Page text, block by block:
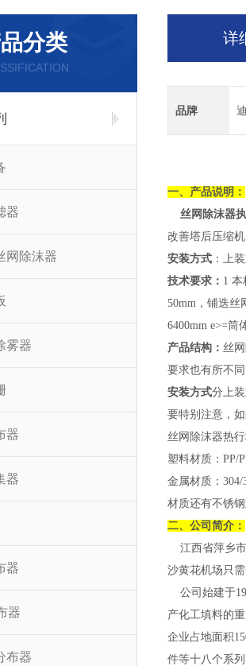
分类
器
网除沫器
雾器
器
器
器
器
布器
详
品牌
一、产品说明：
丝网除沫器
改善塔后压缩
安装方式 ：上
技术要求： 1 本
50mm，铺迭丝
6400mm e>=
产品结构： 丝
要求也有所不
安装方式分上
要特别注意，
丝网除沫器热
塑料材质：PP/
金属材质：
材质还有不锈
二、公司简介：
江西省萍乡市
沙黄花机场只
公司始建于
产化工填料的
企业占地面积
件等十八个系